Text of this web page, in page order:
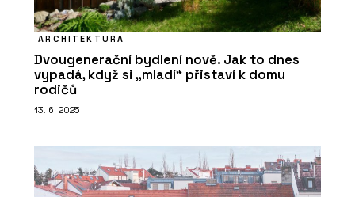
ARCHITEKTURA
Dvougenerační bydlení nově. Jak to dnes
vypadá, když si „mladí“ přistaví k domu
rodičů
13. 6. 2025